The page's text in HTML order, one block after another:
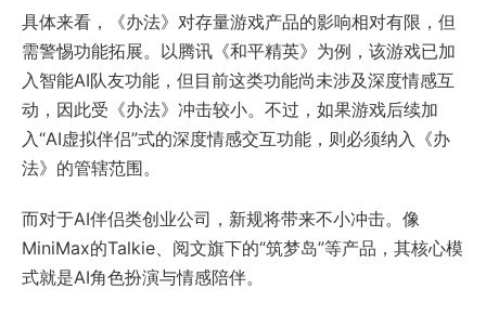
具体来看，《办法》对存量游戏产品的影响相对有限，但
需警惕功能拓展。以腾讯《和平精英》为例，该游戏已加
入智能AI队友功能，但目前这类功能尚未涉及深度情感互
动，因此受《办法》冲击较小。不过，如果游戏后续加
入“AI虚拟伴侣”式的深度情感交互功能，则必须纳入《办
法》的管辖范围。
而对于AI伴侣类创业公司，新规将带来不小冲击。像
MiniMax的Talkie、阅文旗下的“筑梦岛”等产品，其核心模
式就是AI角色扮演与情感陪伴。